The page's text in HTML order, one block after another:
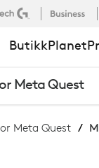
ButikkPlanet
Meta Quest
Meta Quest